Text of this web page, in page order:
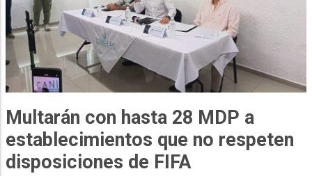
Multarán con hasta 28 MDP a
establecimientos que no respeten
disposiciones de FIFA